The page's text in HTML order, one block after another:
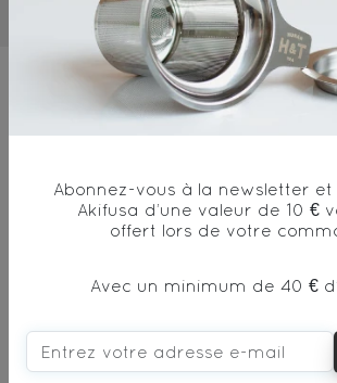
3mn 80°C
Ingrédients
de cerise et d'amande.
* produit issu de l'agriculture
Abonnez-vous à la newsletter
Akifusa d’une valeur de 10 €
offert lors de votre
Avec un minimum de 40 €